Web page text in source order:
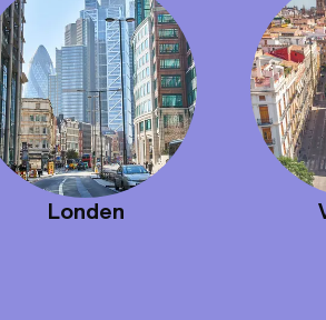
Londen